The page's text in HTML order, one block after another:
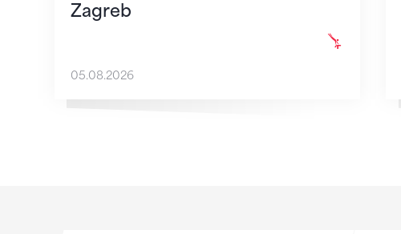
Zagreb
05.08.2026